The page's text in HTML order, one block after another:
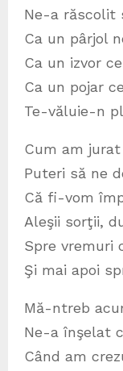
Ne-a răscolit
Ca un pârjol
Ca un izvor
Ca un pojar
Te-văluie-n
Cum am
Puteri să ne
Că fi-vom
Aleşii sorţii,
Spre vremuri
Şi mai apoi
Mă-ntreb
Ne-a înşelat
Când am